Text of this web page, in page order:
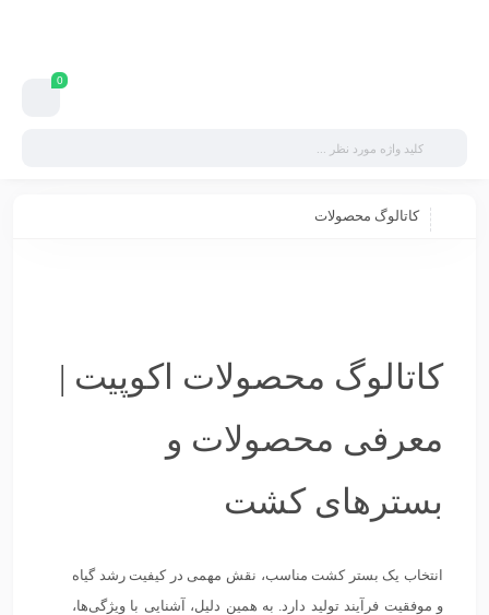
0
کاتالوگ محصولات
کاتالوگ محصولات اکوپیت |
معرفی محصولات و
بسترهای کشت
انتخاب یک بستر کشت مناسب، نقش مهمی در کیفیت رشد گیاه
و موفقیت فرآیند تولید دارد. به همین دلیل، آشنایی با ویژگی‌ها،